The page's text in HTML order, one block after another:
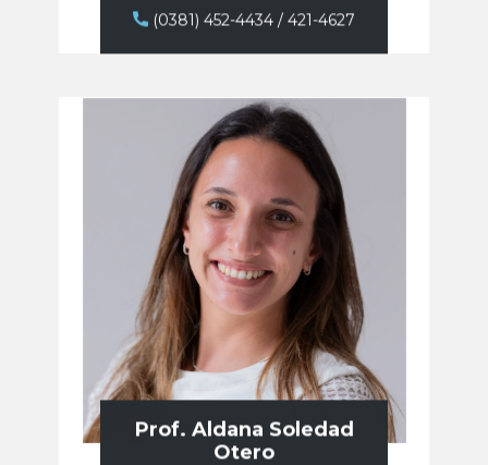
(0381) 452-4434 / 421-4627
Prof. Aldana Soledad
Otero